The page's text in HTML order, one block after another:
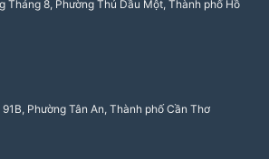
Tháng 8, Phường Thủ Dầu Một, Thành phố Hồ
Phường Tân An, Thành phố Cần Thơ